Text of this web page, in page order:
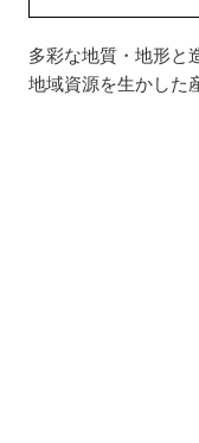
多彩な地質・地形と
地域資源を生かした